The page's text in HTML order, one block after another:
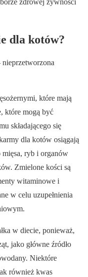
dla kotów?
nieprzetworzona
które mają
które mogą być
składającego się
dla kotów osiągają
mięsa, ryb i organów
Zmielone kości są
witaminowe i
w celu uzupełnienia
w diecie, ponieważ,
jako główne źródło
Niektóre
również kwas